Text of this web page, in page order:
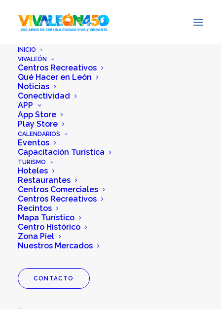
INICIO
VIVALEÓN
Centros Recreativos
Qué Hacer en León
Noticias
Conectividad
APP
App Store
Play Store
CALENDARIOS
Eventos
Capacitación Turística
TURISMO
Hoteles
Restaurantes
Centros Comerciales
Centros Recreativos
Recintos
Mapa Turístico
Centro Histórico
Zona Piel
Nuestros Mercados
CONTACTO
Festival Internacional